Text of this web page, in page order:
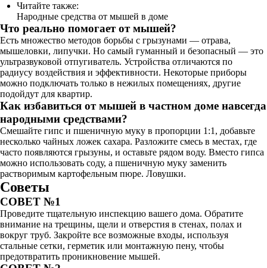
Читайте также:
Народные средства от мышей в доме
Что реально помогает от мышей?
Есть множество методов борьбы с грызунами — отрава,
мышеловки, липучки. Но самый гуманный и безопасный — это
ультразвуковой отпугиватель. Устройства отличаются по
радиусу воздействия и эффективности. Некоторые приборы
можно подключать только в нежилых помещениях, другие
подойдут для квартир.
Как избавиться от мышей в частном доме навсегда
народными средствами?
Смешайте гипс и пшеничную муку в пропорции 1:1, добавьте
несколько чайных ложек сахара. Разложите смесь в местах, где
часто появляются грызуны, и оставьте рядом воду. Вместо гипса
можно использовать соду, а пшеничную муку заменить
растворимым картофельным пюре. Ловушки.
Советы
СОВЕТ №1
Проведите тщательную инспекцию вашего дома. Обратите
внимание на трещины, щели и отверстия в стенах, полах и
вокруг труб. Закройте все возможные входы, используя
стальные сетки, герметик или монтажную пену, чтобы
предотвратить проникновение мышей.